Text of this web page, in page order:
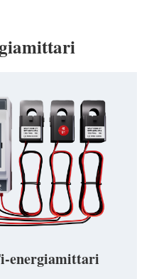
energiamittari